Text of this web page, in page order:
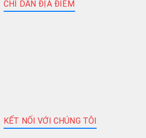
CHỈ DẪN ĐỊA ĐIỂM
KẾT NỐI VỚI CHÚNG TÔI